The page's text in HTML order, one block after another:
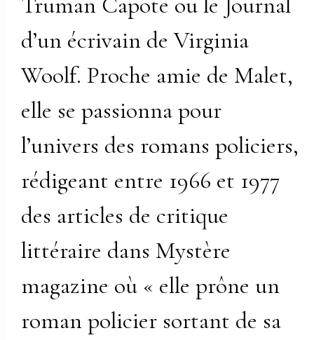
d’un écrivain de Virginia
Woolf. Proche amie de Malet,
elle se passionna pour
l’univers des romans policiers,
rédigeant entre 1966 et 1977
des articles de critique
littéraire dans Mystère
magazine où « elle prône un
roman policier sortant de sa